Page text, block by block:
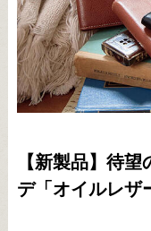
【新製品】待
デ「オイルレザ